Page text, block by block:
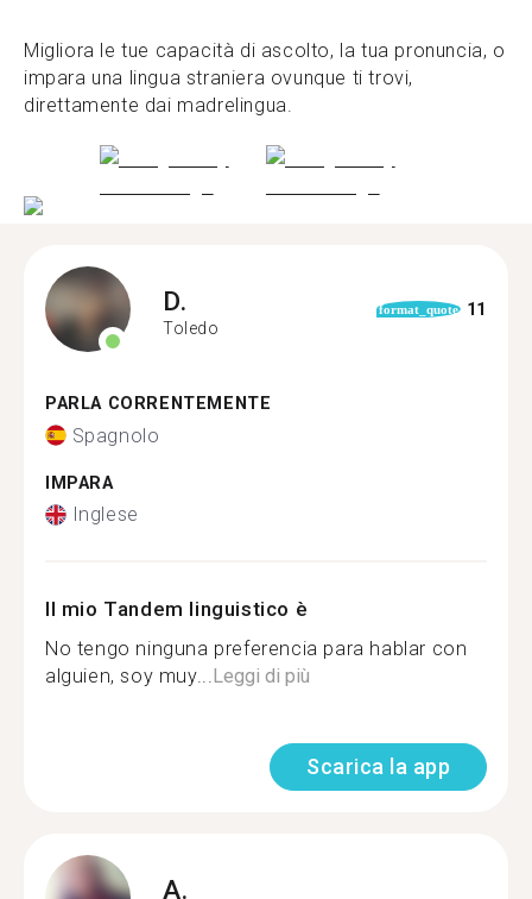
Migliora le tue capacità di ascolto, la tua pronuncia, o
impara una lingua straniera ovunque ti trovi,
direttamente dai madrelingua.
D.
Toledo
format_quote 11
PARLA CORRENTEMENTE
Spagnolo
IMPARA
Inglese
Il mio Tandem linguistico è
No tengo ninguna preferencia para hablar con
alguien, soy muy...Leggi di più
Scarica la app
A.